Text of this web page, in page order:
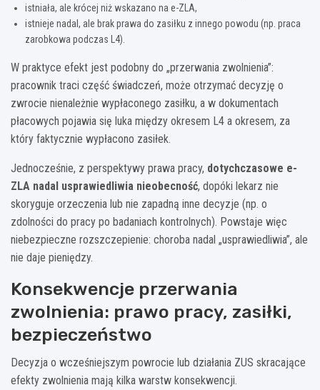
istniała, ale krócej niż wskazano na e-ZLA,
istnieje nadal, ale brak prawa do zasiłku z innego powodu (np. praca
zarobkowa podczas L4).
W praktyce efekt jest podobny do „przerwania zwolnienia”:
pracownik traci część świadczeń, może otrzymać decyzję o
zwrocie nienależnie wypłaconego zasiłku, a w dokumentach
płacowych pojawia się luka między okresem L4 a okresem, za
który faktycznie wypłacono zasiłek.
Jednocześnie, z perspektywy prawa pracy, dotychczasowe e-
ZLA nadal usprawiedliwia nieobecność, dopóki lekarz nie
skoryguje orzeczenia lub nie zapadną inne decyzje (np. o
zdolności do pracy po badaniach kontrolnych). Powstaje więc
niebezpieczne rozszczepienie: choroba nadal „usprawiedliwia”, ale
nie daje pieniędzy.
Konsekwencje przerwania
zwolnienia: prawo pracy, zasiłki,
bezpieczeństwo
Decyzja o wcześniejszym powrocie lub działania ZUS skracające
efekty zwolnienia mają kilka warstw konsekwencji.